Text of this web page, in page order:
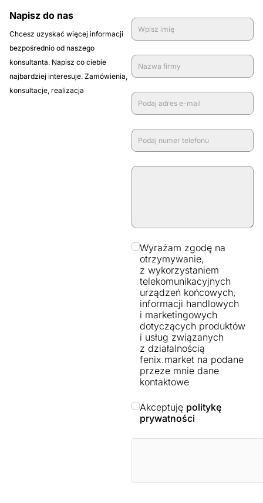
Napisz do nas
Chcesz uzyskać więcej informacji
bezpośrednio od naszego
konsultanta. Napisz co ciebie
najbardziej interesuje. Zamówienia,
konsultacje, realizacja
Wyrażam zgodę na
otrzymywanie,
z wykorzystaniem
telekomunikacyjnych
urządzeń końcowych,
informacji handlowych
i marketingowych
dotyczących produktów
i usług związanych
z działalnością
fenix.market na podane
przeze mnie dane
kontaktowe
Akceptuję politykę
prywatności